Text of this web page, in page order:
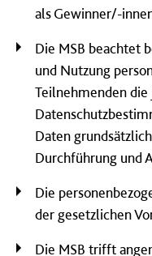
als Gewinner/-
Die MSB beachtet
und Nutzung
Teilnehmenden
Daten
Durchführung und
Die
der gesetzlichen
Die MSB trifft